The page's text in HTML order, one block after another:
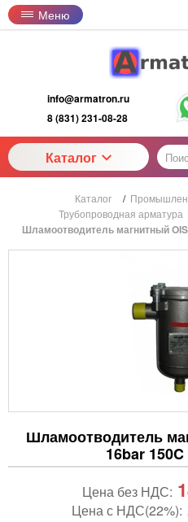
Меню
info@armatron.ru
8 (831) 231-08-28
Каталог
Каталог /
Трубопроводная арматура
Шламоотводитель магнитный
Шламоотводитель
16bar
Цена без НДС:
Цена с НДС(22%):